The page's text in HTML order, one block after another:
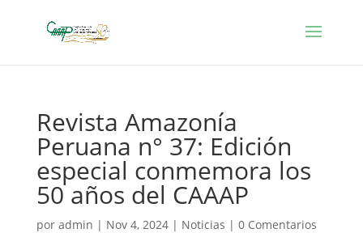
Revista Amazonía
Peruana n° 37: Edición
especial conmemora los
50 años del CAAAP
por admin | Nov 4, 2024| Noticias | 0 Comentarios